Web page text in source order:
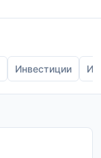
Инвестиции